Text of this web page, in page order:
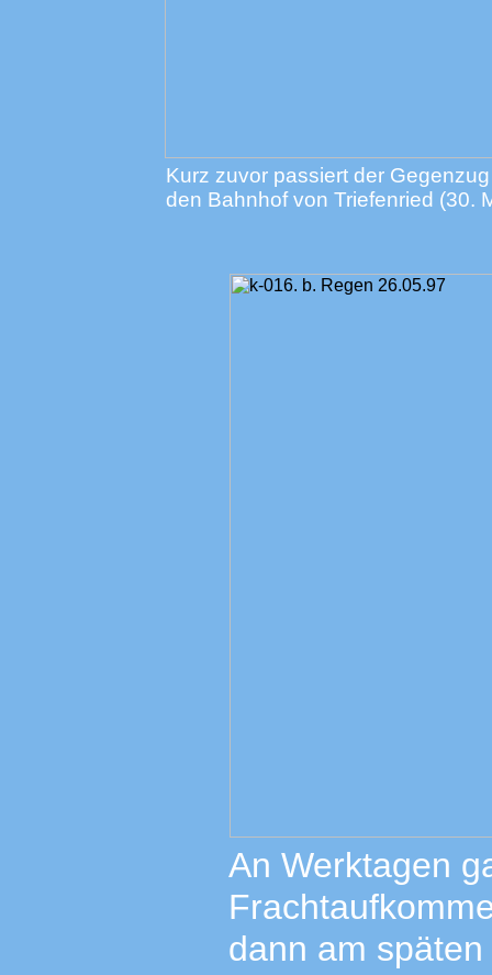
Kurz zuvor passiert der
den Bahnhof von Triefenried (30.
An Werktagen
dann am